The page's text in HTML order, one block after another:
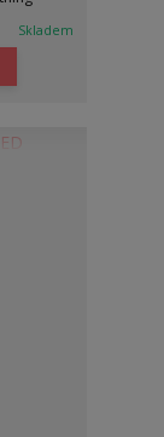
Skladem